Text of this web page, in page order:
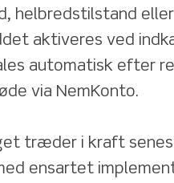
helbredstilstand
aktiveres ved
automatisk efter
via NemKonto.
træder i kraft
ensartet